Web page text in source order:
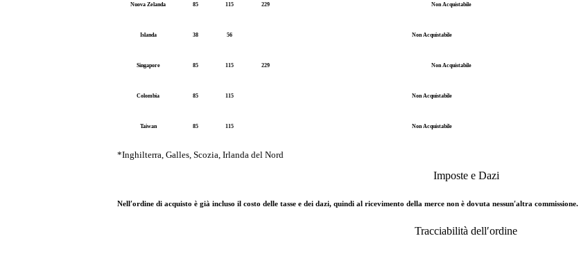
Nuova Zelanda 85 115 229 Non Acquistabile
Islanda 38 56 Non Acquistabile
Singapore 85 115 229 Non Acquistabile
Colombia 85 115 Non Acquistabile
Taiwan 85 115 Non Acquistabile
*Inghilterra, Galles, Scozia, Irlanda del Nord
Imposte e Dazi
Nell′ordine di acquisto è già incluso il costo delle tasse e dei dazi, quindi al ricevimento della merce non è dovuta nessun′altra commissione.
Tracciabilità dell′ordine